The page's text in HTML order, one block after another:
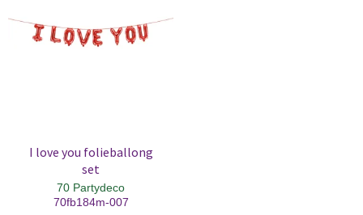
I love you folieballong
set
70 Partydeco
70fb184m-007